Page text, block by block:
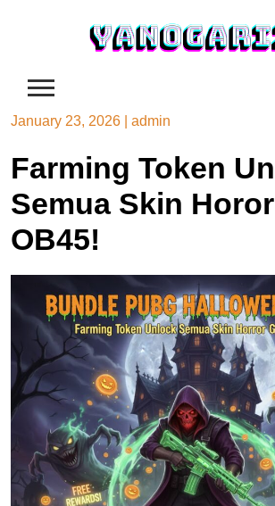
January 23, 2026 admin
Farming Token
Semua Skin
OB45!